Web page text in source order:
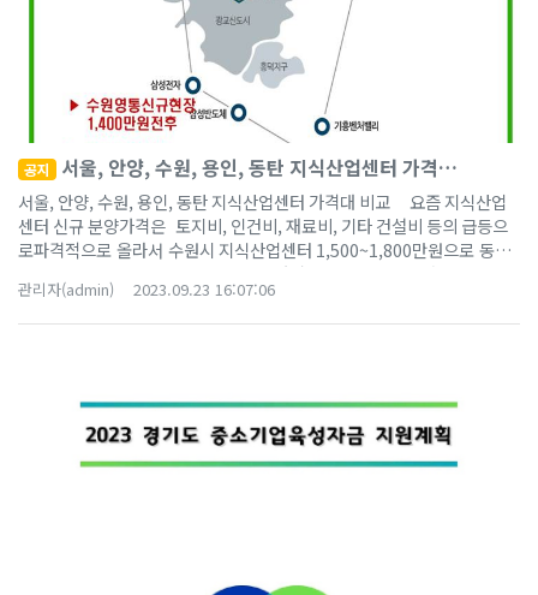
공지 서울, 안양, 수원, 용인, 동탄 지식산업센터 가격대
비교
서울, 안양, 수원, 용인, 동탄 지식산업센터 가격대 비교 요즘 지식산업
센터 신규 분양가격은 토지비, 인건비, 재료비, 기타 건설비 등의 급등으
로파격적으로 올라서 수원시 지식산업센터 1,500~1,800만원으로 동탄
신도시 섹션 1,200 ~1,400만원 높은 가격으로 분양 중입니다. 지역별 지
식산업센터 가격대(공장, 사무실 기준) 4년 전 가격대 저렴한
공장, 사무실, 창고 (준공 완료, 즉시 입주)1) 프리마비즈타워 지식산업센
관리자(admin) 2023.09.23 16:07:06